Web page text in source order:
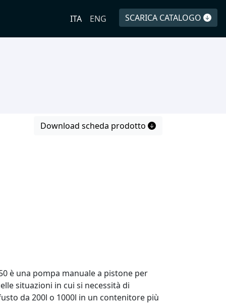
ITA ENG SCARICA CATALOGO
Download scheda prodotto
è una pompa manuale a pistone per
situazioni in cui si necessità di
da 200l o 1000l in un contenitore più